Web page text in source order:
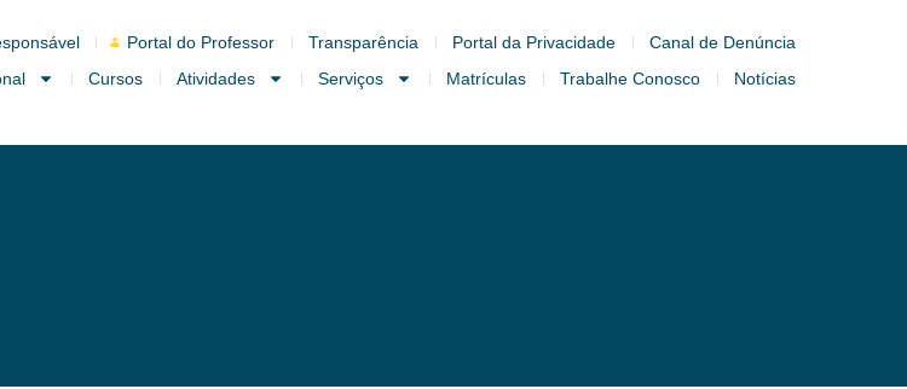
Portal do Professor Transparência Portal da Privacidade
Canal de Denúncia
Cursos Atividades Serviços Matrículas Trabalhe Conosco Notícias